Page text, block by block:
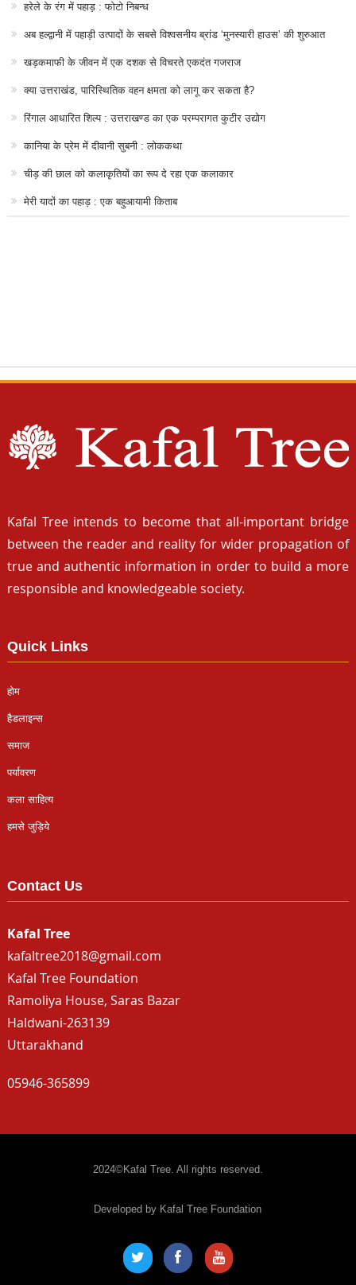
हरेले के रंग में पहाड़ : फोटो निबन्ध
अब हल्द्वानी में पहाड़ी उत्पादों के सबसे विश्वसनीय ब्रांड ‘मुनस्यारी हाउस’ की शुरुआत
खड़कमाफी के जीवन में एक दशक से विचरते एकदंत गजराज
क्या उत्तराखंड, पारिस्थितिक वहन क्षमता को लागू कर सकता है?
रिंगाल आधारित शिल्प : उत्तराखण्ड का एक परम्परागत कुटीर उद्योग
कानिया के प्रेम में दीवानी सुबनी : लोककथा
चीड़ की छाल को कलाकृतियों का रूप दे रहा एक कलाकार
मेरी यादों का पहाड़ : एक बहुआयामी किताब
Kafal Tree intends to become that all-important bridge
between the reader and reality for wider propagation of
true and authentic information in order to build a more
responsible and knowledgeable society.
Quick Links
होम
हैडलाइन्स
समाज
पर्यावरण
कला साहित्य
हमसे जुड़िये
Contact Us
Kafal Tree
kafaltree2018@gmail.com
Kafal Tree Foundation
Ramoliya House, Saras Bazar
Haldwani-263139
Uttarakhand
05946-365899
2024©Kafal Tree. All rights reserved.
Developed by Kafal Tree Foundation